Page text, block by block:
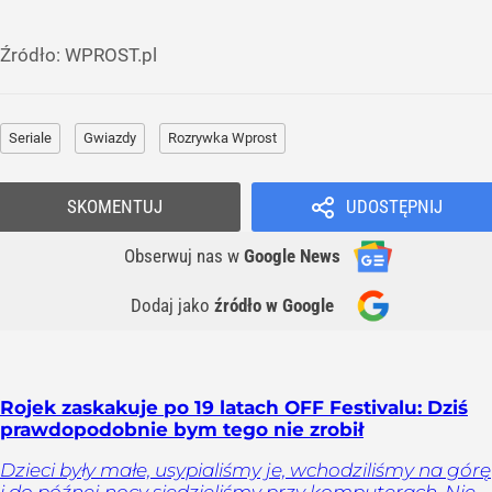
Źródło: WPROST.pl
Seriale Gwiazdy Rozrywka Wprost
UDOSTĘPNIJ
Obserwuj nas w Google News
Dodaj jako źródło w Google
SKOMENTUJ
Rojek zaskakuje po 19 latach OFF Festivalu: Dziś
prawdopodobnie bym tego nie zrobił
Dzieci były małe, usypialiśmy je, wchodziliśmy na górę